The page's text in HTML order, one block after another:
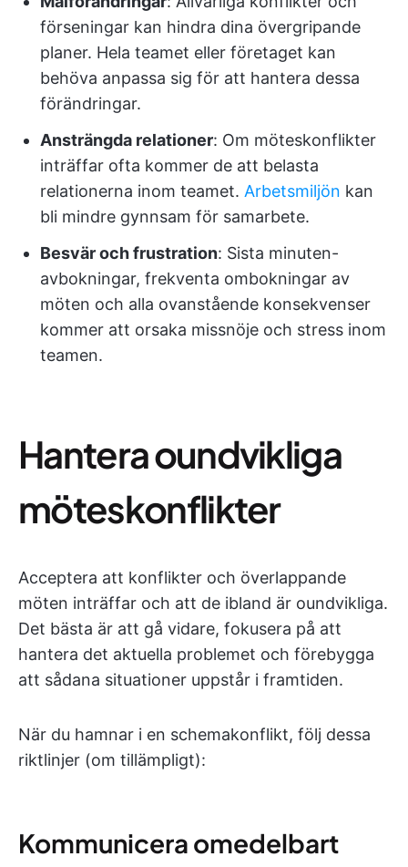
förseningar kan hindra dina övergripande
planer. Hela teamet eller företaget kan
behöva anpassa sig för att hantera dessa
förändringar.
Ansträngda relationer: Om möteskonflikter
inträffar ofta kommer de att belasta
relationerna inom teamet. Arbetsmiljön kan
bli mindre gynnsam för samarbete.
Besvär och frustration: Sista minuten-
avbokningar, frekventa ombokningar av
möten och alla ovanstående konsekvenser
kommer att orsaka missnöje och stress inom
teamen.
Hantera oundvikliga
möteskonflikter
Acceptera att konflikter och överlappande
möten inträffar och att de ibland är oundvikliga.
Det bästa är att gå vidare, fokusera på att
hantera det aktuella problemet och förebygga
att sådana situationer uppstår i framtiden.
När du hamnar i en schemakonflikt, följ dessa
riktlinjer (om tillämpligt):
Kommunicera omedelbart